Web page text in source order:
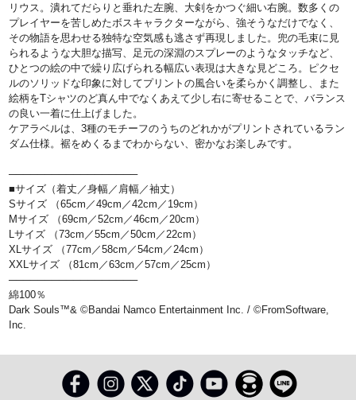
リウス。潰れてだらりと垂れた左腕、大剣をかつぐ細い右腕。数多くの
プレイヤーを苦しめたボスキャラクターながら、強そうなだけでなく、
その物語を思わせる独特な空気感も逃さず再現しました。兜の毛束に見
られるような大胆な描写、足元の深淵のスプレーのようなタッチなど、
ひとつの絵の中で繰り広げられる幅広い表現は大きな見どころ。ピクセ
ルのソリッドな印象に対してプリントの風合いを柔らかく調整し、また
絵柄をTシャツのど真ん中でなくあえて少し右に寄せることで、バランス
の良い一着に仕上げました。
ケアラベルは、3種のモチーフのうちのどれかがプリントされているラン
ダム仕様。裾をめくるまでわからない、密かなお楽しみです。
──────────────────
■サイズ（着丈／身幅／肩幅／袖丈）
Sサイズ （65cm／49cm／42cm／19cm）
Mサイズ （69cm／52cm／46cm／20cm）
Lサイズ （73cm／55cm／50cm／22cm）
XLサイズ （77cm／58cm／54cm／24cm）
XXLサイズ （81cm／63cm／57cm／25cm）
──────────────────
綿100％
Dark Souls™& ©Bandai Namco Entertainment Inc. / ©FromSoftware,
Inc.